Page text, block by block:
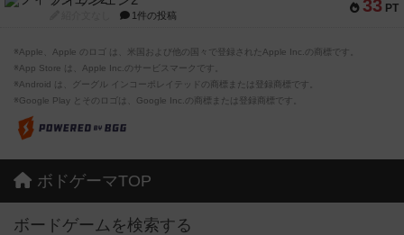
33 PT
1件の投稿
※Apple、Apple のロゴ は、米国および他の国々で登録されたApple Inc.の商標です。
※App Store は、Apple Inc.のサービスマークです。
※Android は、グーグル インコーポレイテッドの商標または登録商標です。
※Google Play とそのロゴは、Google Inc.の商標または登録商標です。
ボドゲーマTOP
ボードゲームを検索する